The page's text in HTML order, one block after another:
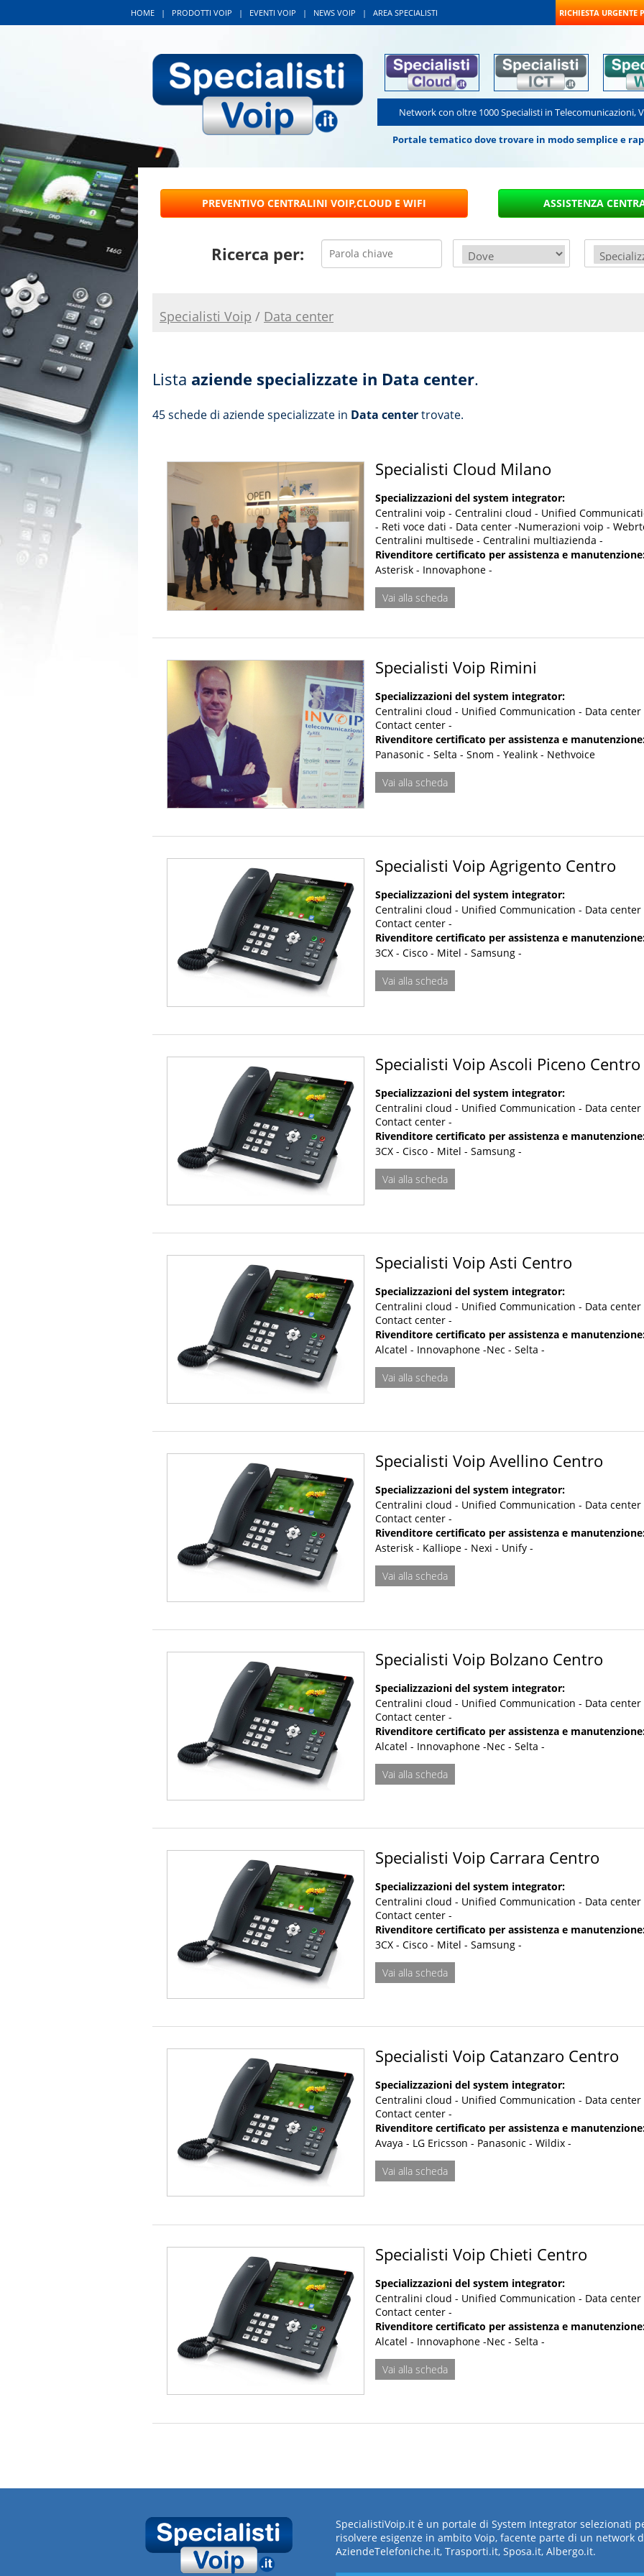
HOME | PRODOTTI VOIP | EVENTI VOIP | NEWS VOIP | AREA SPECIALISTI RICHIESTA URGENTE
Network con oltre 1000 Specialisti in Telecomunicazioni,
Portale tematico dove trovare in modo semplice e
Ricerca per:
Specialisti Voip / Data center
Lista aziende specializzate in Data center.
45 schede di aziende specializzate in Data centertrovate.
Specialisti Cloud Milano
Specializzazioni del system integrator:
Centralini voip - Centralini cloud - Unified
- Reti voce dati - Data center -Numerazioni voip -
Centralini multisede - Centralini multiazienda -
Rivenditore certificato per assistenza e
Asterisk - Innovaphone -
Vai alla scheda
Specialisti Voip Rimini
Specializzazioni del system integrator:
Centralini cloud - Unified Communication - Data center
Contact center -
Rivenditore certificato per assistenza e
Panasonic - Selta - Snom - Yealink - Nethvoice
Vai alla scheda
Specialisti Voip Agrigento Centro
Specializzazioni del system integrator:
Centralini cloud - Unified Communication - Data center
Contact center -
Rivenditore certificato per assistenza e
3CX - Cisco - Mitel - Samsung -
Vai alla scheda
Specialisti Voip Ascoli Piceno Centro
Specializzazioni del system integrator:
Centralini cloud - Unified Communication - Data center
Contact center -
Rivenditore certificato per assistenza e
3CX - Cisco - Mitel - Samsung -
Vai alla scheda
Specialisti Voip Asti Centro
Specializzazioni del system integrator:
Centralini cloud - Unified Communication - Data center
Contact center -
Rivenditore certificato per assistenza e
Alcatel - Innovaphone -Nec - Selta -
Vai alla scheda
Specialisti Voip Avellino Centro
Specializzazioni del system integrator:
Centralini cloud - Unified Communication - Data center
Contact center -
Rivenditore certificato per assistenza e
Asterisk - Kalliope - Nexi - Unify -
Vai alla scheda
Specialisti Voip Bolzano Centro
Specializzazioni del system integrator:
Centralini cloud - Unified Communication - Data center
Contact center -
Rivenditore certificato per assistenza e
Alcatel - Innovaphone -Nec - Selta -
Vai alla scheda
Specialisti Voip Carrara Centro
Specializzazioni del system integrator:
Centralini cloud - Unified Communication - Data center
Contact center -
Rivenditore certificato per assistenza e
3CX - Cisco - Mitel - Samsung -
Vai alla scheda
Specialisti Voip Catanzaro Centro
Specializzazioni del system integrator:
Centralini cloud - Unified Communication - Data center
Contact center -
Rivenditore certificato per assistenza e
Avaya - LG Ericsson - Panasonic - Wildix -
Vai alla scheda
Specialisti Voip Chieti Centro
Specializzazioni del system integrator:
Centralini cloud - Unified Communication - Data center
Contact center -
Rivenditore certificato per assistenza e
Alcatel - Innovaphone -Nec - Selta -
Vai alla scheda
SpecialistiVoip.it è un portale di System Integrator selezionati
risolvere esigenze in ambito Voip, facente parte di un network
AziendeTelefoniche.it, Trasporti.it, Sposa.it, Albergo.it.